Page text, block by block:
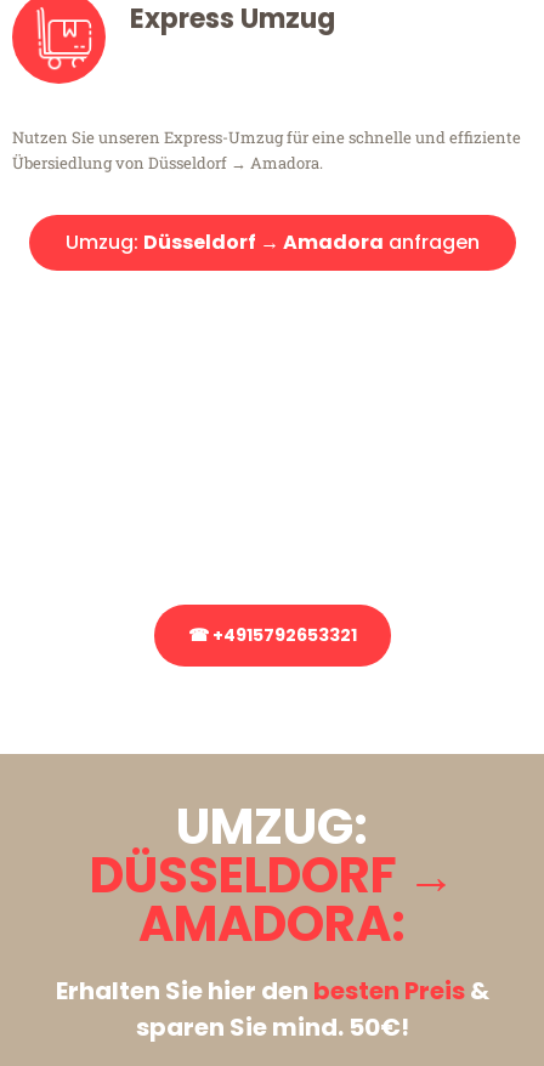
Express Umzug
Nutzen Sie unseren Express-Umzug für eine schnelle und effiziente
Übersiedlung von Düsseldorf → Amadora.
Umzug: Düsseldorf → Amadora anfragen
☎ +4915792653321
UMZUG:
DÜSSELDORF →
AMADORA:
Erhalten Sie hier den besten Preis&
sparen Sie mind. 50€!